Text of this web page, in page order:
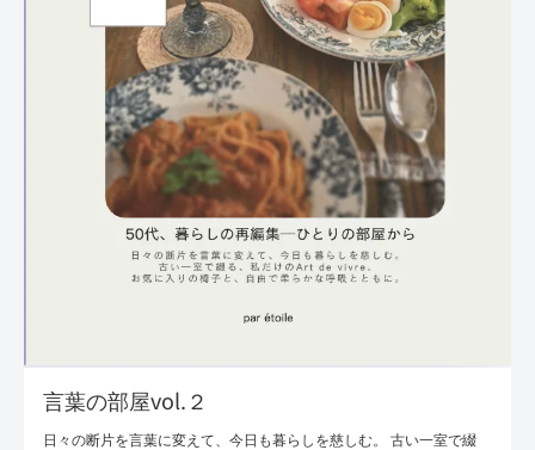
言葉の部屋vol.２
日々の断片を言葉に変えて、今日も暮らしを慈しむ。 古い一室で綴